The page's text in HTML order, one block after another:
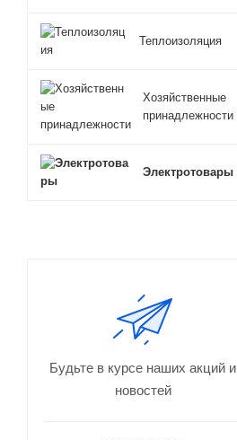
Теплоизоляция
Хозяйственные
принадлежности
Электротовары
Будьте в курсе наших акций и
новостей